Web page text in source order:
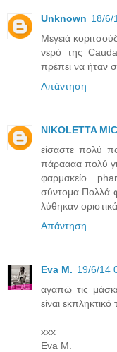
Unknown 18/6/
Μεγειά
νερό της
πρέπει να ήταν
Απάντηση
NIKOLETTA
είσαστε πολύ
πάραααα πολύ
φαρμακείο
σύντομα.Πολλά
λύθηκαν
Απάντηση
Eva M. 19/6/14
αγαπώ τις
είναι
xxx
Eva M.